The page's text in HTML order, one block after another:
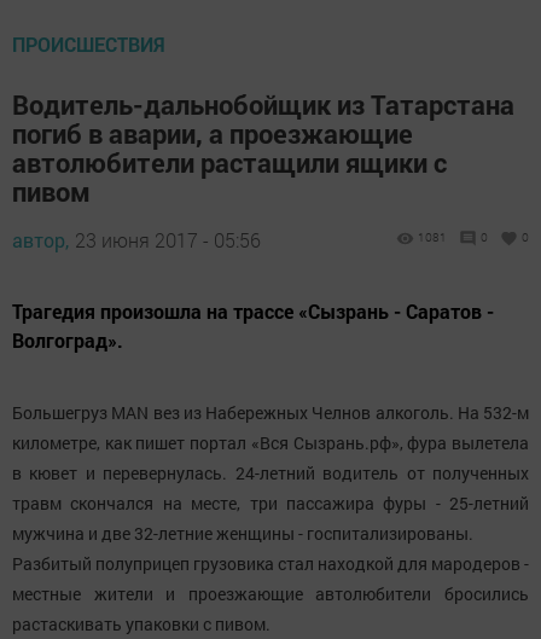
ПРОИСШЕСТВИЯ
Водитель-дальнобойщик из Татарстана
погиб в аварии, а проезжающие
автолюбители растащили ящики с
пивом
автор, 23 июня 2017 - 05:56 1081 0 0
Трагедия произошла на трассе «Сызрань - Саратов -
Волгоград».
Большегруз MAN вез из Набережных Челнов алкоголь. На 532-м
километре, как пишет портал «Вся Сызрань.рф», фура вылетела
в кювет и перевернулась. 24-летний водитель от полученных
травм скончался на месте, три пассажира фуры - 25-летний
мужчина и две 32-летние женщины - госпитализированы.
Разбитый полуприцеп грузовика стал находкой для мародеров -
местные жители и проезжающие автолюбители бросились
растаскивать упаковки с пивом.